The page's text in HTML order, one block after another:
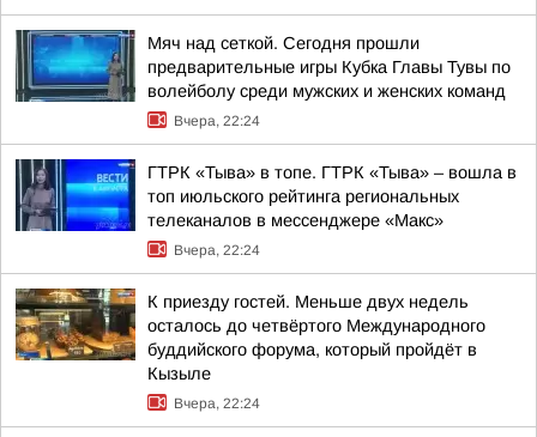
Мяч над сеткой. Сегодня прошли
предварительные игры Кубка Главы Тувы по
волейболу среди мужских и женских команд
Вчера, 22:24
ГТРК «Тыва» в топе. ГТРК «Тыва» – вошла в
топ июльского рейтинга региональных
телеканалов в мессенджере «Макс»
Вчера, 22:24
К приезду гостей. Меньше двух недель
осталось до четвёртого Международного
буддийского форума, который пройдёт в
Кызыле
Вчера, 22:24